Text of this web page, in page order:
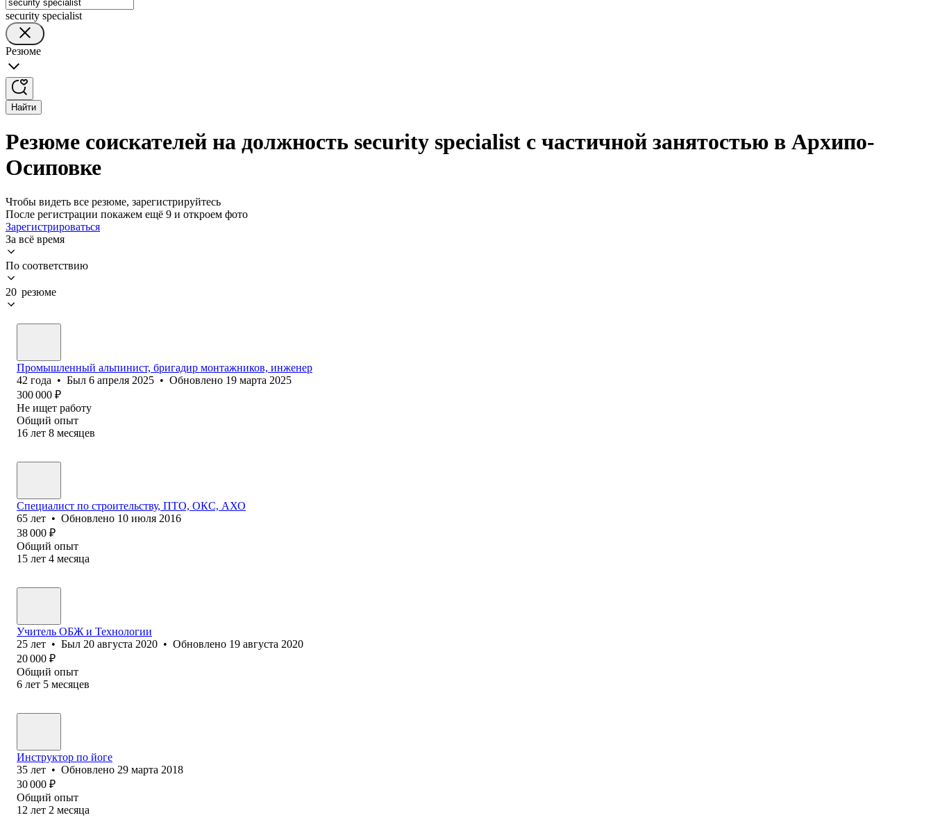
security specialist
Резюме
Найти
Резюме соискателей на должность security specialist с частичной занятостью в Архипо-
Осиповке
Чтобы видеть все резюме, зарегистрируйтесь
После регистрации покажем ещё 9 и откроем фото
Зарегистрироваться
За всё время
По соответствию
20 резюме
Промышленный альпинист, бригадир монтажников, инженер
42 года • Был 6 апреля 2025 • Обновлено 19 марта 2025
300 000 ₽
Не ищет работу
Общий опыт
16 лет 8 месяцев
Специалист по строительству, ПТО, ОКС, АХО
65 лет • Обновлено 10 июля 2016
38 000 ₽
Общий опыт
15 лет 4 месяца
Учитель ОБЖ и Технологии
25 лет • Был 20 августа 2020 • Обновлено 19 августа 2020
20 000 ₽
Общий опыт
6 лет 5 месяцев
Инструктор по йоге
35 лет • Обновлено 29 марта 2018
30 000 ₽
Общий опыт
12 лет 2 месяца